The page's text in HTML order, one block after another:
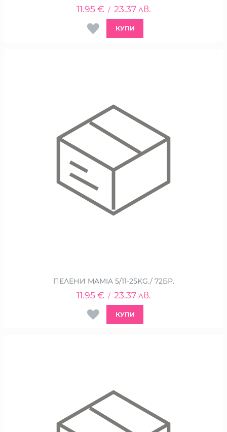
11.95 € / 23.37 лв.
КУПИ
ПЕЛЕНИ MAMIA 5/11-25KG./ 72БР.
11.95 € / 23.37 лв.
КУПИ